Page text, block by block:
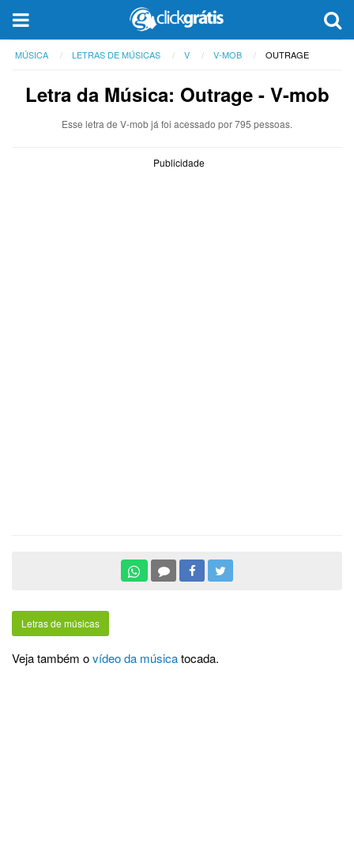
MÚSICA LETRAS DE MÚSICAS V V-MOB OUTRAGE
Letra da Música: Outrage - V-mob
Esse letra de V-mob já foi acessado por 795 pessoas.
Publicidade
Letras de músicas
Veja também ovídeo da músicatocada.